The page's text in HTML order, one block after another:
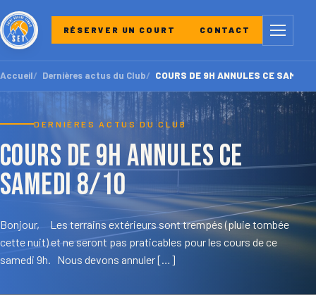
RÉSERVER UN COURT CONTACT Menu
Accueil Dernières actus du Club COURS DE 9H ANNULES CE SAMEDI
DERNIÈRES ACTUS DU CLUB
COURS DE 9H ANNULES CE
SAMEDI 8/10
Bonjour, Les terrains extérieurs sont trempés (pluie tombée
cette nuit) et ne seront pas praticables pour les cours de ce
samedi 9h. Nous devons annuler […]